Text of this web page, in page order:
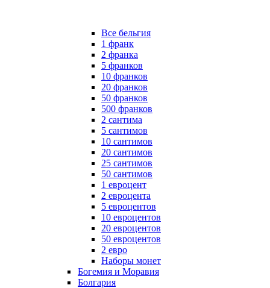
Все бельгия
1 франк
2 франка
5 франков
10 франков
20 франков
50 франков
500 франков
2 сантима
5 сантимов
10 сантимов
20 сантимов
25 сантимов
50 сантимов
1 евроцент
2 евроцента
5 евроцентов
10 евроцентов
20 евроцентов
50 евроцентов
2 евро
Наборы монет
Богемия и Моравия
Болгария